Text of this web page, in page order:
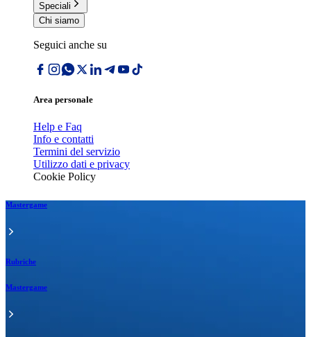
Speciali
Chi siamo
Seguici anche su
Area personale
Help e Faq
Info e contatti
Termini del servizio
Utilizzo dati e privacy
Cookie Policy
Mastergame
Rubriche
Mastergame